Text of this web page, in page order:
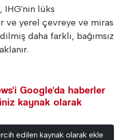
lüks
ve yerel çevreye ve miras
daha farklı, bağımsız
Google'da haberler
kaynak olarak
edilen kaynak olarak ekle